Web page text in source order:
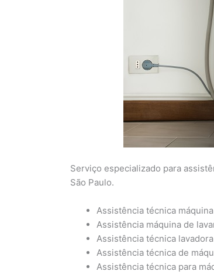
Serviço especializado para
São Paulo.
Assistência técnica
Assistência máquina de
Assistência técnica
Assistência técnica de
Assistência técnica para